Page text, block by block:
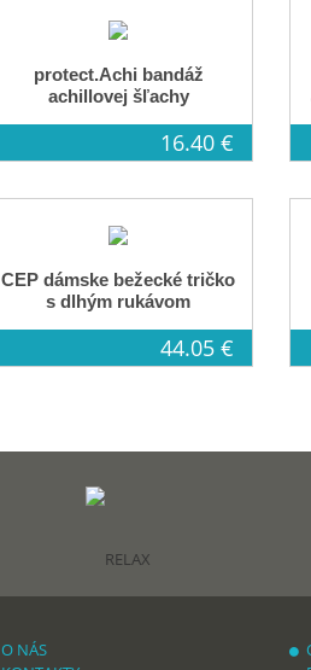
protect.Achi bandáž
achillovej šľachy
16.40 €
CEP dámske bežecké tričko
s dlhým rukávom
44.05 €
O NÁS